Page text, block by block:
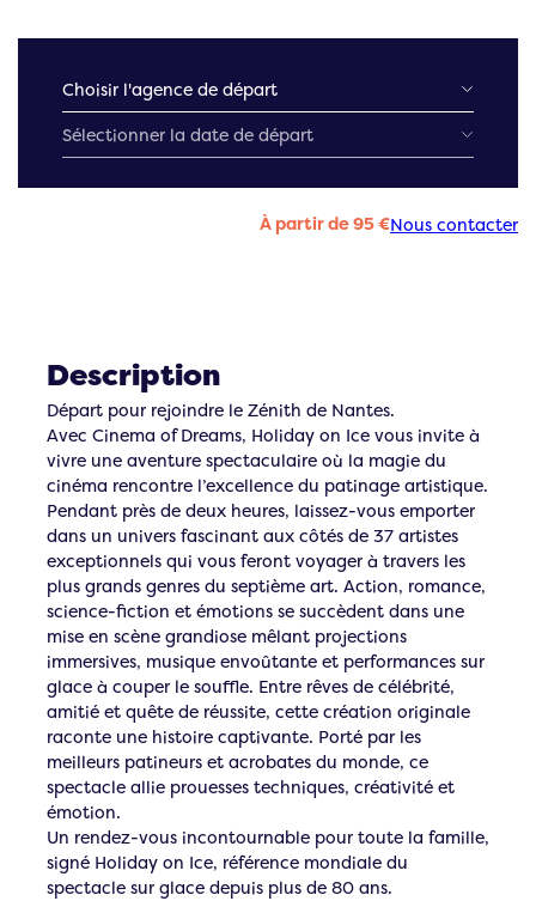
À partir de 95 €Nous contacter
Description
Départ pour rejoindre le Zénith de Nantes.
Avec Cinema of Dreams, Holiday on Ice vous invite à
vivre une aventure spectaculaire où la magie du
cinéma rencontre l’excellence du patinage artistique.
Pendant près de deux heures, laissez-vous emporter
dans un univers fascinant aux côtés de 37 artistes
exceptionnels qui vous feront voyager à travers les
plus grands genres du septième art. Action, romance,
science-fiction et émotions se succèdent dans une
mise en scène grandiose mêlant projections
immersives, musique envoûtante et performances sur
glace à couper le souffle. Entre rêves de célébrité,
amitié et quête de réussite, cette création originale
raconte une histoire captivante. Porté par les
meilleurs patineurs et acrobates du monde, ce
spectacle allie prouesses techniques, créativité et
émotion.
Un rendez-vous incontournable pour toute la famille,
signé Holiday on Ice, référence mondiale du
spectacle sur glace depuis plus de 80 ans.